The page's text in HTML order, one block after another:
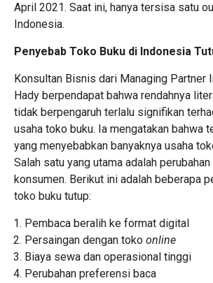
April 2021. Saat ini, hanya tersisa satu
Indonesia.
Penyebab Toko Buku di Indonesia
Konsultan Bisnis dari Managing Partner
Hady berpendapat bahwa rendahnya
tidak berpengaruh terlalu signifikan
usaha toko buku. Ia mengatakan bahwa
yang menyebabkan banyaknya usaha
Salah satu yang utama adalah
konsumen. Berikut ini adalah beberapa
toko buku tutup:
Pembaca beralih ke format digital
Persaingan dengan toko online
Biaya sewa dan operasional tinggi
Perubahan preferensi baca